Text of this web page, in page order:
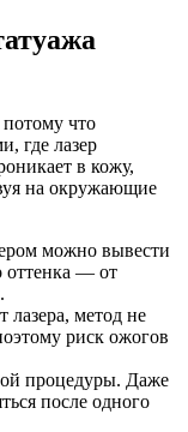
что
где лазер
в кожу,
на окружающие
можно вывести
оттенка — от
лазера, метод не
риск ожогов
процедуры. Даже
после одного